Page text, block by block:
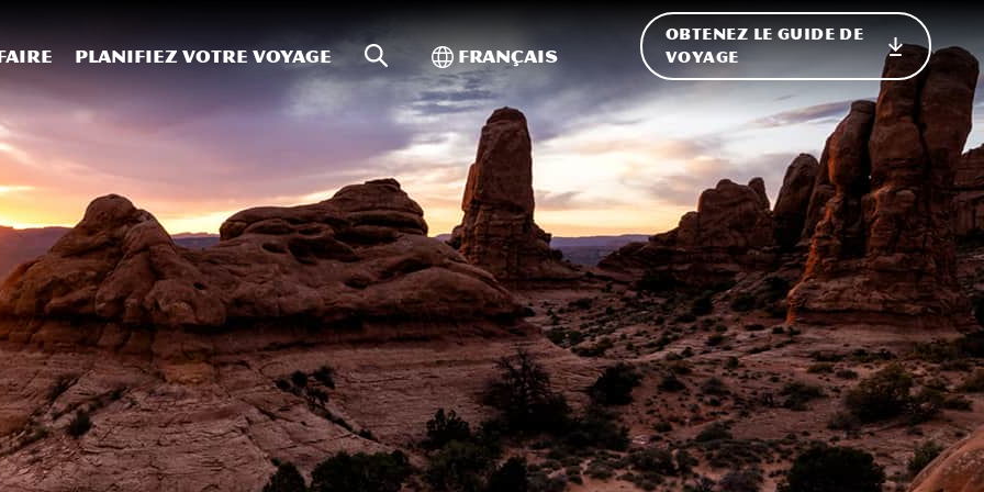
Planifiez votre voyage Recherche sur le site
Basculer vers l'international
Français
OBTENEZ LE GUIDE DE
VOYAGE